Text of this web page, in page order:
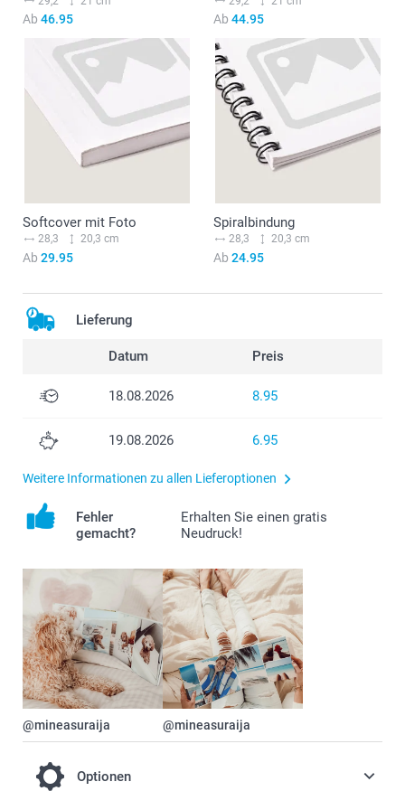
Ab 46.95 Ab 44.95
Softcover mit Foto
28,3 20,3 cm
Ab 29.95
Spiralbindung
28,3 20,3 cm
Ab 24.95
Lieferung
Datum Preis
18.08.2026 8.95
19.08.2026 6.95
Weitere Informationen zu allen Lieferoptionen
Fehler
gemacht?
Erhalten Sie einen gratis
Neudruck!
@mineasuraija @mineasuraija
Optionen